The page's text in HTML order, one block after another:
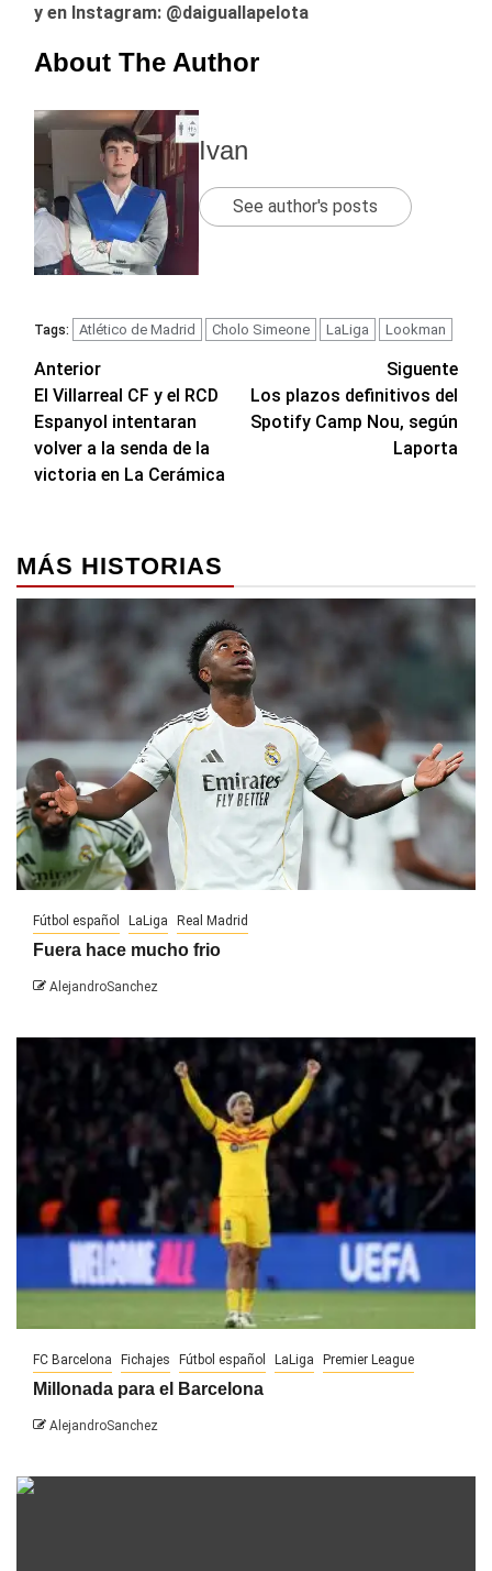
y en Instagram: @daiguallapelota
About The Author
Ivan
See author's posts
Tags: Atlético de Madrid Cholo Simeone LaLiga Lookman
Navegación
de
entradas
Anterior
El Villarreal CF y el RCD
Espanyol intentaran
volver a la senda de la
victoria en La Cerámica
Siguente
Los plazos definitivos del
Spotify Camp Nou, según
Laporta
MÁS HISTORIAS
Fútbol español LaLiga Real Madrid
Fuera hace mucho frio
AlejandroSanchez
FC Barcelona Fichajes Fútbol español LaLiga Premier League
Millonada para el Barcelona
AlejandroSanchez